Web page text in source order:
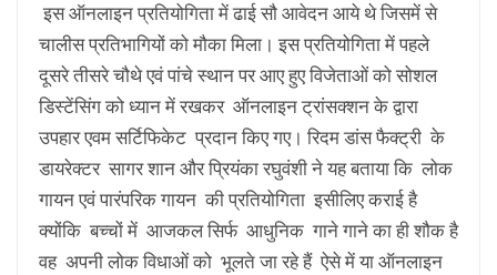
इस ऑनलाइन प्रतियोगिता में ढाई सौ आवेदन आये थे जिसमें से
चालीस प्रतिभागियों को मौका मिला। इस प्रतियोगिता में पहले
दूसरे तीसरे चौथे एवं पांचे स्थान पर आए हुए विजेताओं को सोशल
डिस्टेंसिंग को ध्यान में रखकर ऑनलाइन ट्रांसक्शन के द्वारा
उपहार एवम सर्टिफिकेट प्रदान किए गए। रिदम डांस फैक्ट्री के
डायरेक्टर सागर शान और प्रियंका रघुवंशी ने यह बताया कि लोक
गायन एवं पारंपरिक गायन की प्रतियोगिता इसीलिए कराई है
क्योंकि बच्चों में आजकल सिर्फ आधुनिक गाने गाने का ही शौक है
वह अपनी लोक विधाओं को भूलते जा रहे हैं ऐसे में या ऑनलाइन